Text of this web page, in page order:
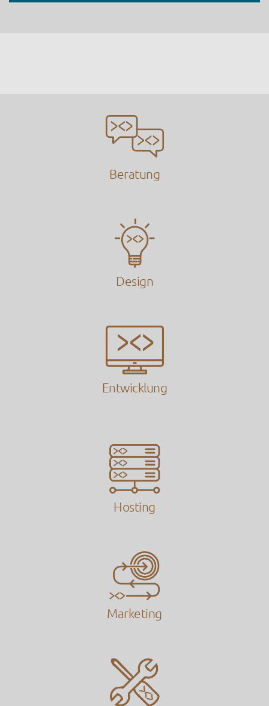
Beratung
Design
Entwicklung
Hosting
Marketing